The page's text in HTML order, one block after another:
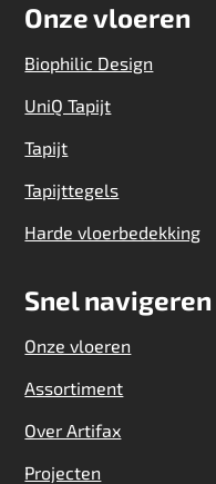
Onze vloeren
Biophilic Design
UniQ Tapijt
Tapijt
Tapijttegels
Harde vloerbedekking
Snel navigeren
Onze vloeren
Assortiment
Over Artifax
Projecten